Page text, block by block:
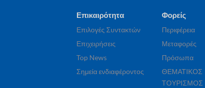
Επικαιρότητα
Επιλογές Συντακτών
Επιχειρήσεις
Top News
Σημεία ενδιαφέροντος
Φορείς
Περιφέρεια
Μεταφορές
Πρόσωπα
ΘΕΜΑΤΙΚΟΣ
ΤΟΥΡΙΣΜΟΣ